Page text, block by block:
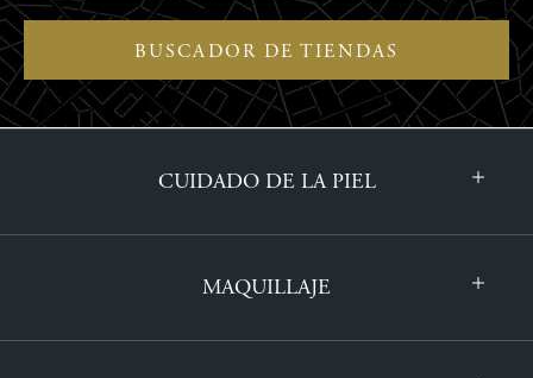
BUSCADOR DE TIENDAS
CUIDADO DE LA PIEL
MAQUILLAJE